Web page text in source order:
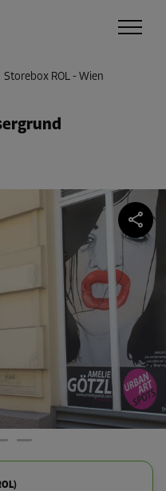
Storebox ROL - Wien